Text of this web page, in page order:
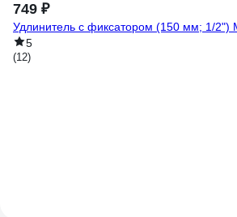
749 ₽
Удлинитель с фиксатором (150 мм; 1/2")
5
(12)